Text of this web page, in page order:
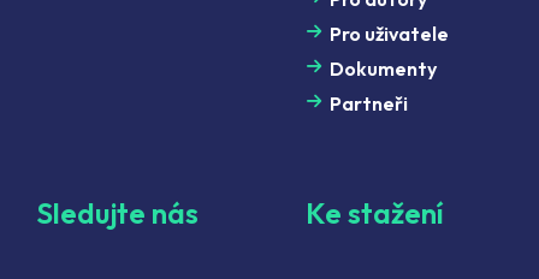
Pro uživatele
Dokumenty
Partneři
Sledujte nás Ke stažení